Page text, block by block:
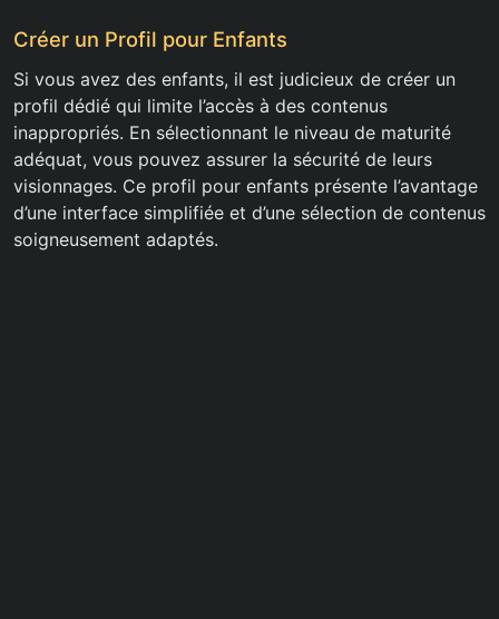
Créer un Profil pour Enfants
Si vous avez des enfants, il est judicieux de créer un
profil dédié qui limite l’accès à des contenus
inappropriés. En sélectionnant le niveau de maturité
adéquat, vous pouvez assurer la sécurité de leurs
visionnages. Ce profil pour enfants présente l’avantage
d’une interface simplifiée et d’une sélection de contenus
soigneusement adaptés.